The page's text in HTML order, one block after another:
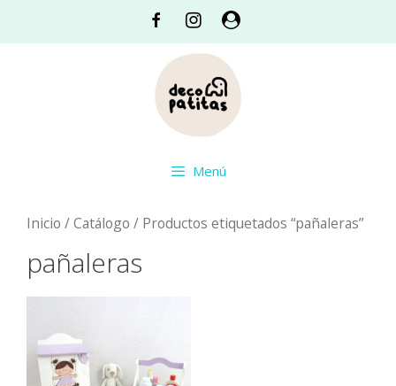
FacebookInstagramAcceso
Menú
Inicio /Catálogo / Productos etiquetados “pañaleras”
pañaleras